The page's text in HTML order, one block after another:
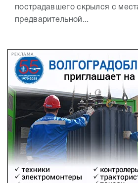
пострадавшего скрылся с
предварительной...
РЕКЛАМА